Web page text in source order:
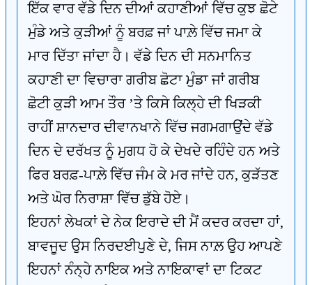
ਇੱਕ ਵਾਰ ਵੱਡੇ ਦਿਨ ਦੀਆਂ ਕਹਾਣੀਆਂ ਵਿੱਚ ਕੁਝ ਛੋਟੇ
ਮੁੰਡੇ ਅਤੇ ਕੁੜੀਆਂ ਨੂੰ ਬਰਫ਼ ਜਾਂ ਪਾਲ਼ੇ ਵਿੱਚ ਜਮਾ ਕੇ
ਮਾਰ ਦਿੱਤਾ ਜਾਂਦਾ ਹੈ। ਵੱਡੇ ਦਿਨ ਦੀ ਸਨਮਾਨਿਤ
ਕਹਾਣੀ ਦਾ ਵਿਚਾਰਾ ਗਰੀਬ ਛੋਟਾ ਮੁੰਡਾ ਜਾਂ ਗਰੀਬ
ਛੋਟੀ ਕੁੜੀ ਆਮ ਤੌਰ ’ਤੇ ਕਿਸੇ ਕਿਲ੍ਹੇ ਦੀ ਖਿੜਕੀ
ਰਾਹੀਂ ਸ਼ਾਨਦਾਰ ਦੀਵਾਨਖਾਨੇ ਵਿੱਚ ਜਗਮਗਾਉਂਦੇ ਵੱਡੇ
ਦਿਨ ਦੇ ਦਰੱਖਤ ਨੂੰ ਮੁਗਧ ਹੋ ਕੇ ਦੇਖਦੇ ਰਹਿੰਦੇ ਹਨ ਅਤੇ
ਫਿਰ ਬਰਫ਼-ਪਾਲ਼ੇ ਵਿੱਚ ਜੰਮ ਕੇ ਮਰ ਜਾਂਦੇ ਹਨ, ਕੁੜੱਤਣ
ਅਤੇ ਘੋਰ ਨਿਰਾਸ਼ਾ ਵਿੱਚ ਡੁੱਬੇ ਹੋਏ।
ਇਹਨਾਂ ਲੇਖਕਾਂ ਦੇ ਨੇਕ ਇਰਾਦੇ ਦੀ ਮੈਂ ਕਦਰ ਕਰਦਾ ਹਾਂ,
ਬਾਵਜੂਦ ਉਸ ਨਿਰਦਈਪੁਣੇ ਦੇ, ਜਿਸ ਨਾਲ਼ ਉਹ ਆਪਣੇ
ਇਹਨਾਂ ਨੰਨ੍ਹੇ ਨਾਇਕ ਅਤੇ ਨਾਇਕਾਵਾਂ ਦਾ ਟਿਕਟ